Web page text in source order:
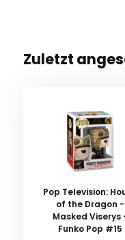
Zuletzt
Pop Television:
of the Dragon -
Masked Viserys
Funko Pop #15